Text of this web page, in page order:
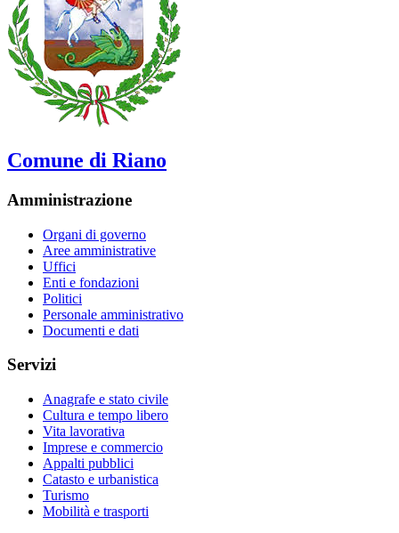
Comune di Riano
Amministrazione
Organi di governo
Aree amministrative
Uffici
Enti e fondazioni
Politici
Personale amministrativo
Documenti e dati
Servizi
Anagrafe e stato civile
Cultura e tempo libero
Vita lavorativa
Imprese e commercio
Appalti pubblici
Catasto e urbanistica
Turismo
Mobilità e trasporti